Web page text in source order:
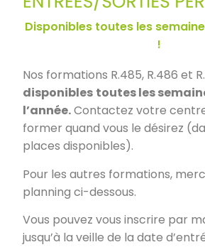
Disponibles toutes les
!
Nos formations R.485, R.486 et
disponibles toutes les
l’année.Contactez votre
former quand vous le désirez
places disponibles).
Pour les autres formations,
planning ci-dessous.
Vous pouvez vous inscrire par
jusqu’à la veille de la date